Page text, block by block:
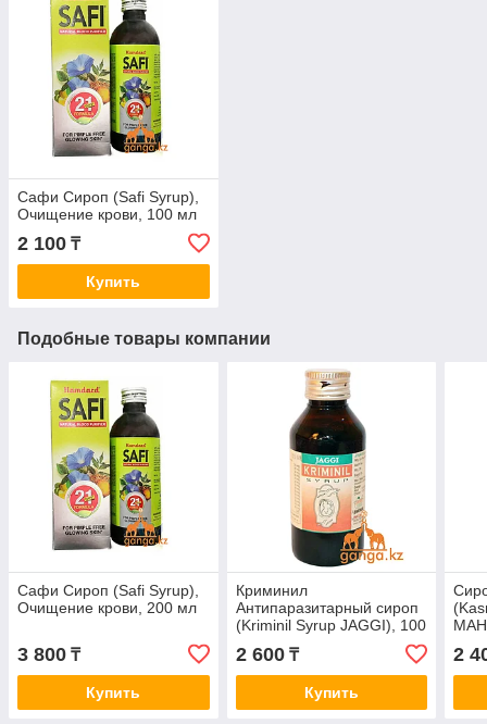
Сафи Сироп (Safi Syrup),
Очищение крови, 100 мл
2 100 ₸
Купить
Подобные товары компании
Сафи Сироп (Safi Syrup),
Очищение крови, 200 мл
3 800 ₸
Купить
Криминил
Антипаразитарный сироп
(Kriminil Syrup JAGGI), 100
2 600₸
Купить
2